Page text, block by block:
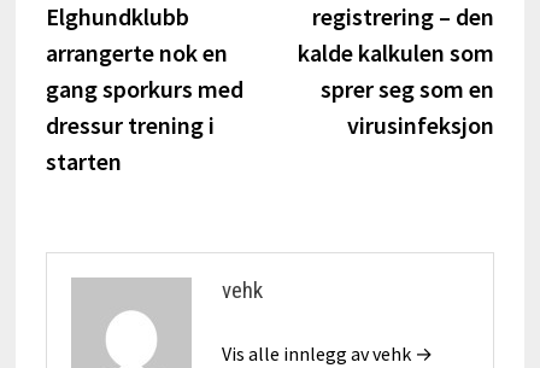
Elghundklubb
arrangerte nok en
gang sporkurs med
dressur trening i
starten
registrering – den
kalde kalkulen som
sprer seg som en
virusinfeksjon
vehk
Vis alle innlegg av vehk →